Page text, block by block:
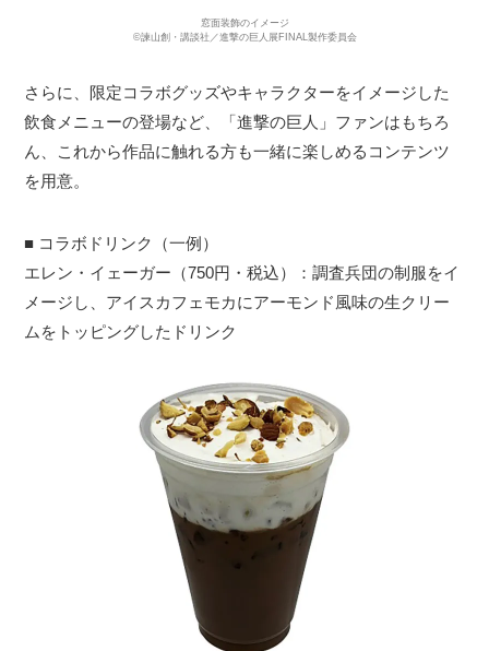
窓面装飾のイメージ
©諫山創・講談社／進撃の巨人展FINAL製作委員会
さらに、限定コラボグッズやキャラクターをイメージした
飲食メニューの登場など、「進撃の巨人」ファンはもちろ
ん、これから作品に触れる方も一緒に楽しめるコンテンツ
を用意。
■ コラボドリンク（一例）
エレン・イェーガー（750円・税込）：調査兵団の制服をイ
メージし、アイスカフェモカにアーモンド風味の生クリー
ムをトッピングしたドリンク